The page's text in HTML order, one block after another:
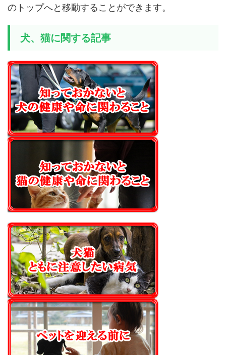
のトップへと移動することができます。
犬、猫に関する記事